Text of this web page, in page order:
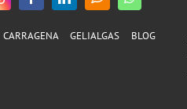
CARRAGENA GELIALGAS BLOG